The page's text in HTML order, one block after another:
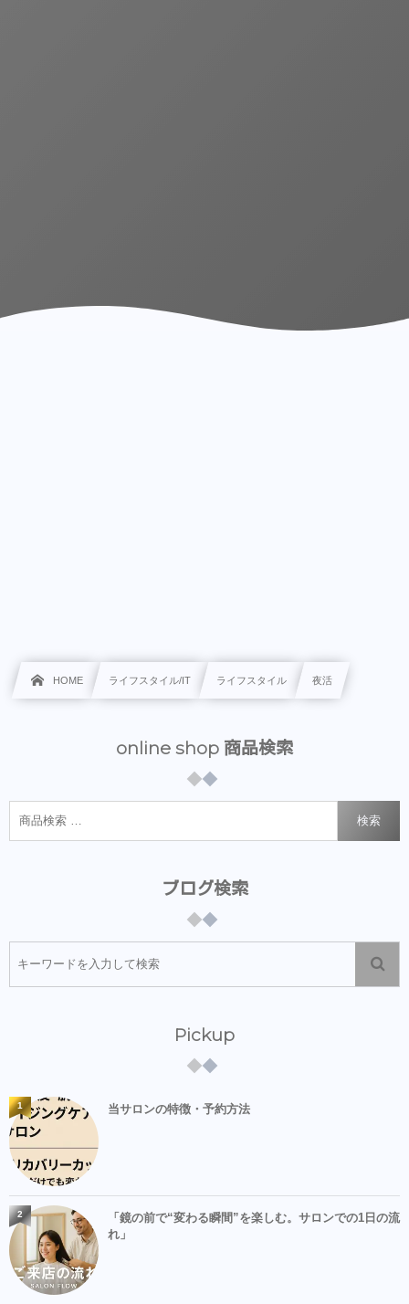
HOME ライフスタイル/IT ライフスタイル 夜活
online shop 商品検索
検索
ブログ検索
Pickup
当サロンの特徴・予約方法
1
「鏡の前で“変わる瞬間”を楽しむ。サロンでの1日の流
れ」
2